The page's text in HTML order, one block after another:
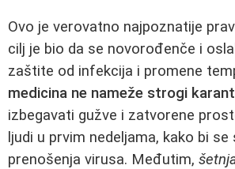
Ovo je verovatno najpoznatije
cilj je bio da se novorođenče i
zaštite od infekcija i promene
medicina ne nameže strogi
izbegavati gužve i zatvorene
ljudi u prvim nedeljama, kako bi
prenošenja virusa. Međutim,